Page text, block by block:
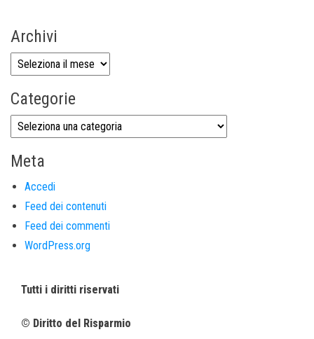
Archivi
Categorie
Meta
Accedi
Feed dei contenuti
Feed dei commenti
WordPress.org
Tutti i diritti riservati
© Diritto del Risparmio